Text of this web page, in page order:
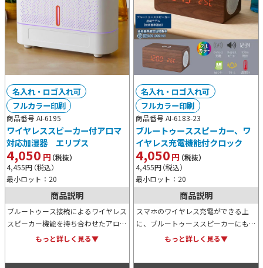
商品番号 AI-6195
ワイヤレススピーカー付アロマ
対応加湿器 エリプス
4,050 円（税抜）
4,455円（税込）
最小ロット：20
名入れ・ロゴ入れ可
フルカラー印刷
商品説明
ブルートゥース接続によるワイヤレス
スピーカー機能を持ち合わせたアロマ
対応加湿器です。シンプルなデザイン
す。8色のLEDライトもおしゃれ。
もっと詳しく見る▼
商品番号 AI-6183-23
ブルートゥーススピーカー、ワ
イヤレス充電機能付クロック
4,050円（税抜）
4,455円（税込）
最小ロット：20
名入れ・ロゴ入れ可
フルカラー印刷
商品説明
スマホのワイヤレス充電ができる上
に、ブルートゥーススピーカーにもな
るデジタルクロック。木製風の上に浮
しゃれ。オリジナル名入れも可能で
もっと詳しく見る▼